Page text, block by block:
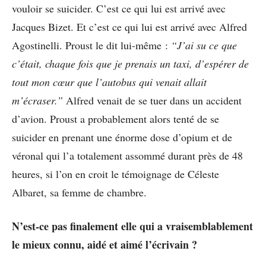
vouloir se suicider. C’est ce qui lui est arrivé avec
Jacques Bizet. Et c’est ce qui lui est arrivé avec Alfred
Agostinelli. Proust le dit lui-même : “J’ai su ce que
c’était, chaque fois que je prenais un taxi, d’espérer de
tout mon cœur que l’autobus qui venait allait
m’écraser.” Alfred venait de se tuer dans un accident
d’avion. Proust a probablement alors tenté de se
suicider en prenant une énorme dose d’opium et de
véronal qui l’a totalement assommé durant près de 48
heures, si l’on en croit le témoignage de Céleste
Albaret, sa femme de chambre.
N’est-ce pas finalement elle qui a vraisemblablement
le mieux connu, aidé et aimé l’écrivain ?